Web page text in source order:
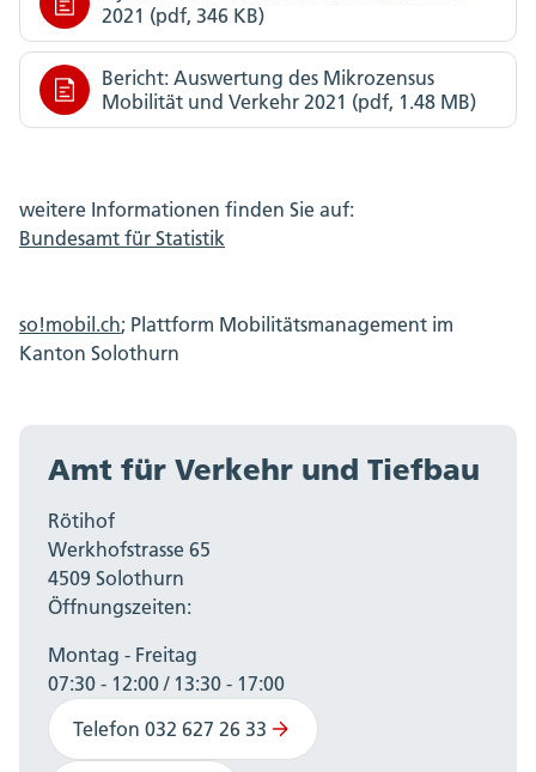
2021 (pdf, 346 KB)
Bericht: Auswertung des Mikrozensus
Mobilität und Verkehr 2021 (pdf, 1.48 MB)
weitere Informationen finden Sie auf:
Bundesamt für Statistik
so!mobil.ch; Plattform Mobilitätsmanagement im
Kanton Solothurn
Amt für Verkehr und Tiefbau
Rötihof
Werkhofstrasse 65
4509 Solothurn
Öffnungszeiten:
Montag - Freitag
07:30 - 12:00 / 13:30 - 17:00
Telefon 032 627 26 33